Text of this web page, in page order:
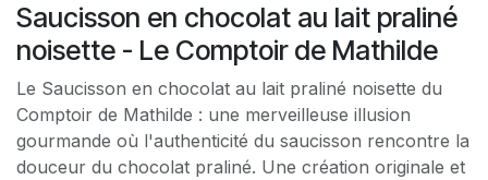
Saucisson en chocolat au lait praliné
noisette - Le Comptoir de Mathilde
Le Saucisson en chocolat au lait praliné noisette du
Comptoir de Mathilde : une merveilleuse illusion
gourmande où l'authenticité du saucisson rencontre la
douceur du chocolat praliné. Une création originale et